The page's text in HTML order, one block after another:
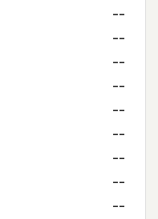
--
--
--
--
--
--
--
--
--